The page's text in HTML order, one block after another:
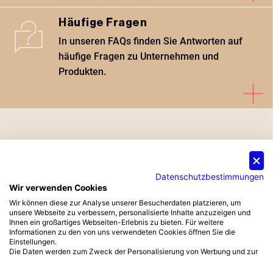
Archipoint Rivercruise
2026!
15.09. Düsseldorf • 16.09. Köln
• 18.09. Frankfurt
Häufige Fragen
In unseren FAQs finden Sie Antworten auf
häufige Fragen zu Unternehmen und
Produkten.
©2026 Sorpetaler Fensterbau GmbH
Pinterest Youtube Instagram
Datenschutzerklärung
Datenschutzbestimmungen
Wir verwenden Cookies
Wir können diese zur Analyse unserer Besucherdaten platzieren, um
unsere Webseite zu verbessern, personalisierte Inhalte anzuzeigen und
Ihnen ein großartiges Webseiten-Erlebnis zu bieten. Für weitere
Informationen zu den von uns verwendeten Cookies öffnen Sie die
Einstellungen.
Die Daten werden zum Zweck der Personalisierung von Werbung und zur